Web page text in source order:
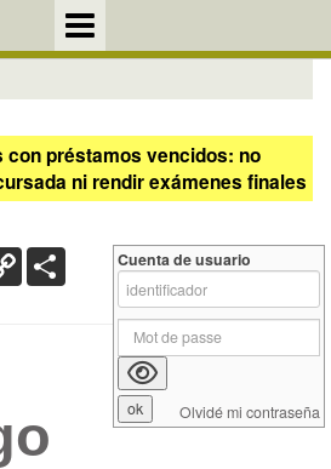
con préstamos vencidos: no
ni rendir exámenes finales
Copy
Link
Cuenta de usuario
Olvidé mi contraseña